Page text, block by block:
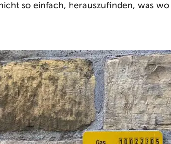
so einfach, herauszufinden, was wo